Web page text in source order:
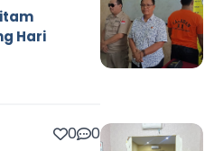
Hari
0 0